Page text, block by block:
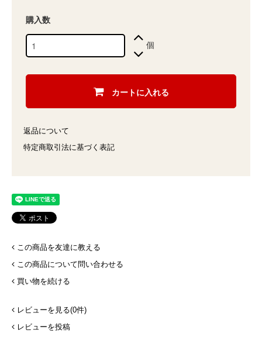
購入数
個
カートに入れる
返品について
特定商取引法に基づく表記
この商品を友達に教える
この商品について問い合わせる
買い物を続ける
レビューを見る(0件)
レビューを投稿